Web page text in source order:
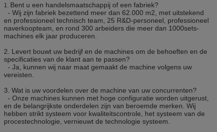
1. Bent u een handelsmaatschappij of een fabriek?
- Wij zijn fabriek bezettend meer dan 62.000 m2, met uitstekend
en professioneel technisch team, 25 R&D-personeel, professioneel
naverkoopteam, en rond 300 arbeiders die meer dan 1000sets-
machines elk jaar produceren.
2. Levert bouwt uw bedrijf en de machines om de behoeften en de
specificaties van de klant aan te passen?
- Ja, kunnen wij naar maat gemaakt de machine volgens uw
vereisten.
3. Wat is uw voordelen over de machine van uw concurrenten?
- Onze machines kunnen met hoge configuratie worden uitgerust,
en de belangrijkste onderdelen zijn van beroemde merken. Wij
hebben strikt systeem voor kwaliteitscontrole, het systeem van de
procestechnologie, vernieuwt de technologie systeem.